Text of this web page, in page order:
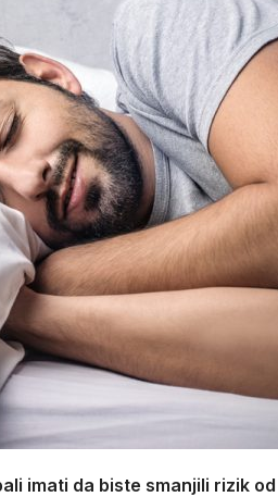
imati da biste smanjili rizik